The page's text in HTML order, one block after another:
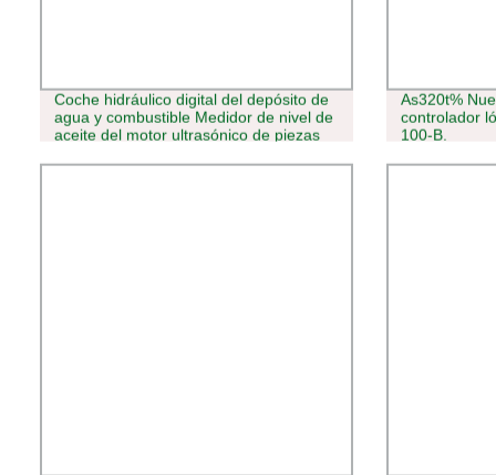
Coche hidráulico digital del depósito de
agua y combustible Medidor de nivel de
aceite del motor ultrasónico de piezas
sensor de carga fs
As320t%
controlador
100-B.